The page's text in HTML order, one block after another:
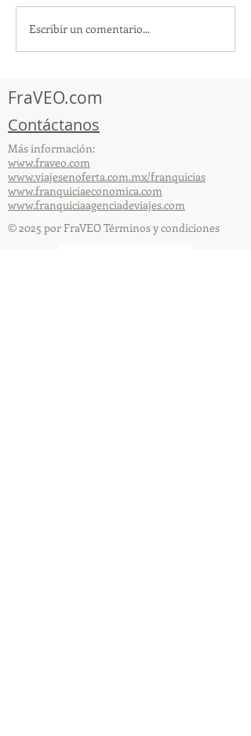
TourTravelynByFraveo
participó en la
Escribir un comentario...
FraVEO.com
Contáctanos
Más información:
www.fraveo.com
www.viajesenoferta.com.mx/franquicias
www.franquiciaeconomica.com
www.franquiciaagenciadeviajes.com
© 2025 por FraVEO Términos y condiciones